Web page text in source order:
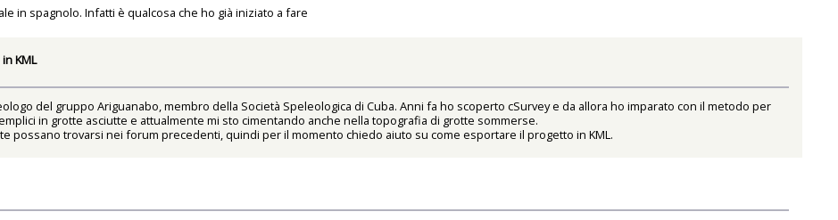
in spagnolo. Infatti è qualcosa che ho già iniziato a fare
KML
del gruppo Ariguanabo, membro della Società Speleologica di Cuba. Anni fa ho scoperto cSurvey e da allora ho imparato con il metodo per
in grotte asciutte e attualmente mi sto cimentando anche nella topografia di grotte sommerse.
possano trovarsi nei forum precedenti, quindi per il momento chiedo aiuto su come esportare il progetto in KML.